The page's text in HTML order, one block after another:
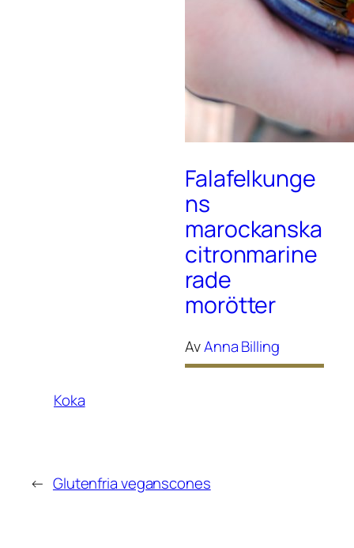
Falafelkunge
ns
marockanska
citronmarine
rade
morötter
AvAnna Billing
Koka
← Glutenfria veganscones